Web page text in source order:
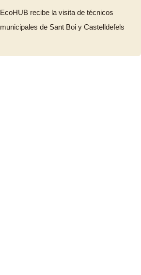
EcoHUB recibe la visita de técnicos
municipales de Sant Boi y Castelldefels